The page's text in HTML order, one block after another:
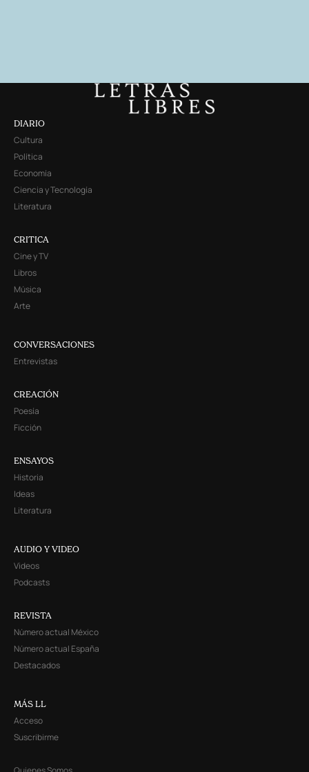
DIARIO
Cultura
Política
Economía
Ciencia y Tecnología
Literatura
CRITICA
Cine y TV
Libros
Música
Arte
CONVERSACIONES
Entrevistas
CREACIÓN
Poesía
Ficción
ENSAYOS
Historia
Ideas
Literatura
AUDIO Y VIDEO
Videos
Podcasts
REVISTA
Número actual México
Número actual España
Destacados
MÁS LL
Acceso
Suscribirme